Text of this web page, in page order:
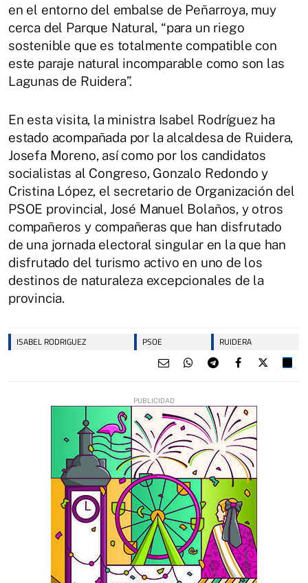
en el entorno del embalse de Peñarroya, muy
cerca del Parque Natural, “para un riego
sostenible que es totalmente compatible con
este paraje natural incomparable como son las
Lagunas de Ruidera”.
En esta visita, la ministra Isabel Rodríguez ha
estado acompañada por la alcaldesa de Ruidera,
Josefa Moreno, así como por los candidatos
socialistas al Congreso, Gonzalo Redondo y
Cristina López, el secretario de Organización del
PSOE provincial, José Manuel Bolaños, y otros
compañeros y compañeras que han disfrutado
de una jornada electoral singular en la que han
disfrutado del turismo activo en uno de los
destinos de naturaleza excepcionales de la
provincia.
ISABEL RODRIGUEZ PSOE RUIDERA